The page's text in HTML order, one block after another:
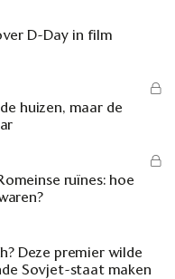
D-Day in film
huizen, maar de
ruïnes: hoe
Deze premier wilde
Sovjet-staat maken